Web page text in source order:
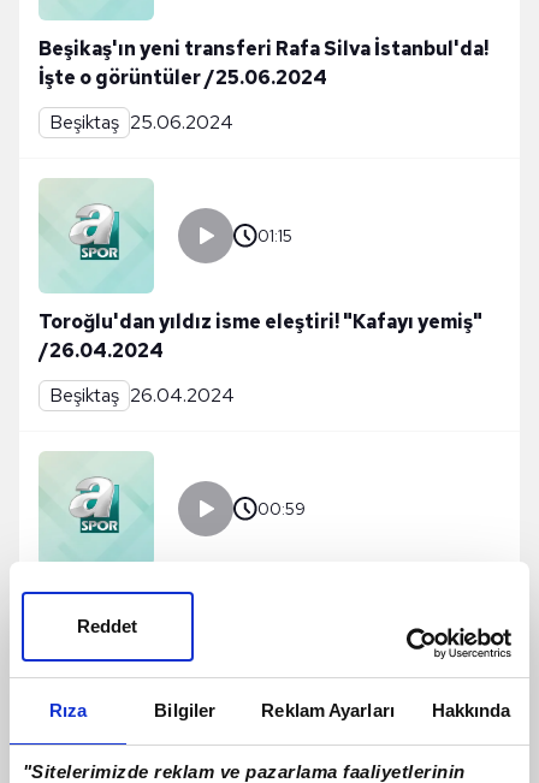
Rıza Bilgiler Reklam Ayarları Hakkında
"Sitelerimizde reklam ve pazarlama faaliyetlerinin
Reddet
Beşikaş'ın yeni transferi Rafa Silva İstanbul'da!
İşte o görüntüler /25.06.2024
Beşiktaş 25.06.2024
01:15
Toroğlu'dan yıldız isme eleştiri! "Kafayı yemiş"
/26.04.2024
Beşiktaş 26.04.2024
00:59
Toroğlu'dan Beşiktaş'a eleştiri! "Orta sahada
yok" /26.04.2024
Beşiktaş 26.04.2024